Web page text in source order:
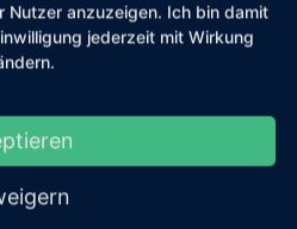
Online oft
Apr. 22, 2026
nur ein Shampoo gekauft wird,
LESEN
anzuzeigen. Ich bin damit
jederzeit mit Wirkung